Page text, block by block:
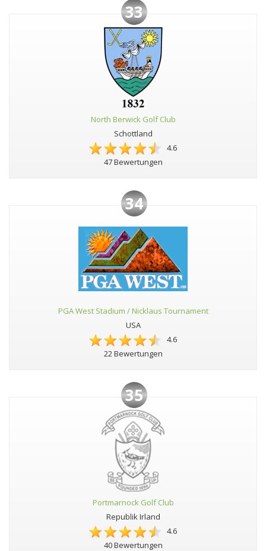
33
North Berwick Golf Club
Schottland
4.6
47 Bewertungen
34
PGA West Stadium / Nicklaus Tournament
USA
4.6
22 Bewertungen
35
Portmarnock Golf Club
Republik Irland
4.6
40 Bewertungen